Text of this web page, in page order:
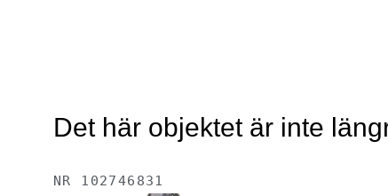
Det här objektet är inte
NR 102746831